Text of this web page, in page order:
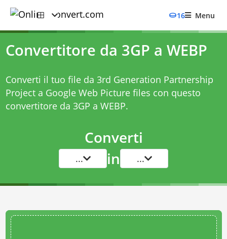
16 Menu
Convertitore da 3GP a WEBP
Converti il tuo file da 3rd Generation Partnership
Project a Google Web Picture files con questo
convertitore da 3GP a WEBP.
Converti
... in ...